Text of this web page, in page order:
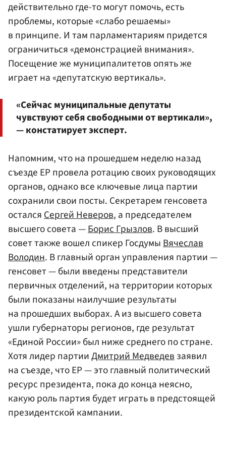
действительно где-то могут помочь, есть
проблемы, которые «слабо решаемы»
в принципе. И там парламентариям придется
ограничиться «демонстрацией внимания».
Посещение же муниципалитетов опять же
играет на «депутатскую вертикаль».
«Сейчас муниципальные депутаты
чувствуют себя свободными от вертикали»,
— констатирует эксперт.
Напомним, что на прошедшем неделю назад
съезде ЕР провела ротацию своих руководящих
органов, однако все ключевые лица партии
сохранили свои посты. Секретарем генсовета
осталсяСергей Неверов, а председателем
высшего совета —Борис Грызлов. В высший
совет также вошел спикер ГосдумыВячеслав
Володин. В главный орган управления партии —
генсовет — были введены представители
первичных отделений, на территории которых
были показаны наилучшие результаты
на прошедших выборах. А из высшего совета
ушли губернаторы регионов, где результат
«Единой России» был ниже среднего по стране.
Хотя лидер партииДмитрий Медведевзаявил
на съезде, что ЕР — это главный политический
ресурс президента, пока до конца неясно,
какую роль партия будет играть в предстоящей
президентской кампании.